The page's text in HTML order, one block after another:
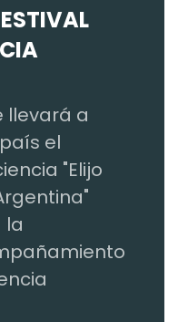
llevará a
el
"Elijo
la